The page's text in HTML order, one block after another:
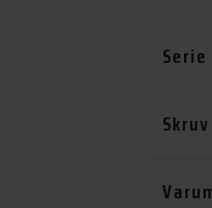
Serie